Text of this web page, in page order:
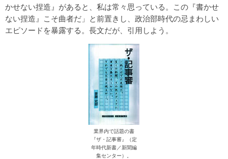
かせない捏造』があると、私は常々思っている。この『書かせ
ない捏造』こそ曲者だ」と前置きし、政治部時代の忌まわしい
エピソードを暴露する。長文だが、引用しよう。
業界内で話題の書
『ザ・記事審』（定
年時代新書／新聞編
集センター）。